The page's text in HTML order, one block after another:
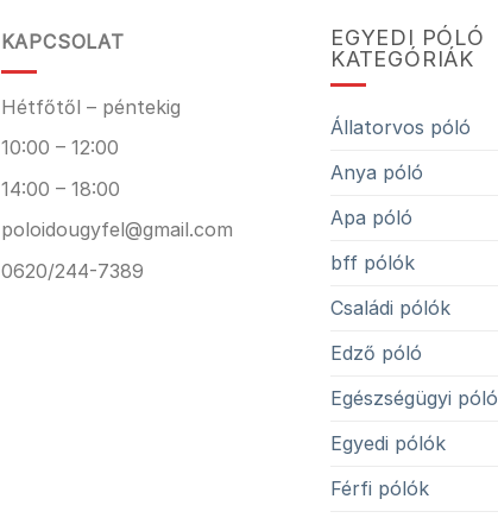
KAPCSOLAT
Hétfőtől – péntekig
10:00 – 12:00
14:00 – 18:00
poloidougyfel@gmail.com
0620/244-7389
EGYEDI PÓLÓ
KATEGÓRIÁK
Állatorvos póló
Anya póló
Apa póló
bff pólók
Családi pólók
Edző póló
Egészségügyi póló
Egyedi pólók
Férfi pólók